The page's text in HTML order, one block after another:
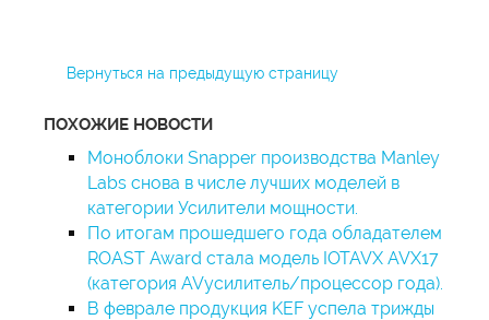
Вернуться на предыдущую страницу
ПОХОЖИЕ НОВОСТИ
Моноблоки Snapper производства Manley
Labs снова в числе лучших моделей в
категории Усилители мощности.
По итогам прошедшего года обладателем
ROAST Award стала модель IOTAVX AVX17
(категория AVусилитель/процессор года).
В феврале продукция KEF успела трижды